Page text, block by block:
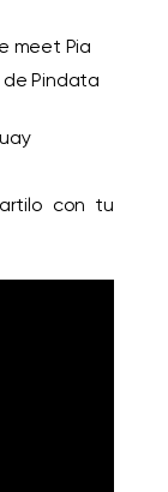
meet Pia
Pindata
con tu